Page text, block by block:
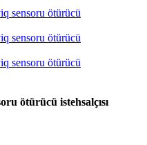
ötürücü istehsalçısı